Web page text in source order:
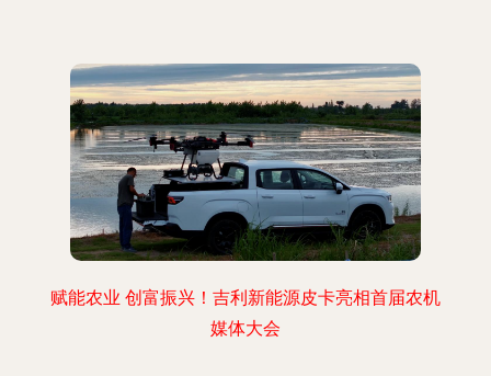
赋能农业 创富振兴！吉利新能源皮卡亮相首届农机
媒体大会